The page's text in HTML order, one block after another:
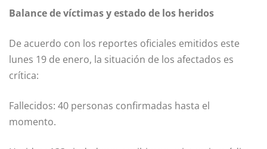
Balance de víctimas y estado de los heridos
De acuerdo con los reportes oficiales emitidos este
lunes 19 de enero, la situación de los afectados es
crítica:
Fallecidos: 40 personas confirmadas hasta el
momento.